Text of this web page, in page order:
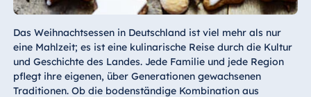
Das Weihnachtsessen in Deutschland ist viel mehr als nur
eine Mahlzeit; es ist eine kulinarische Reise durch die Kultur
und Geschichte des Landes. Jede Familie und jede Region
pflegt ihre eigenen, über Generationen gewachsenen
Traditionen. Ob die bodenständige Kombination aus